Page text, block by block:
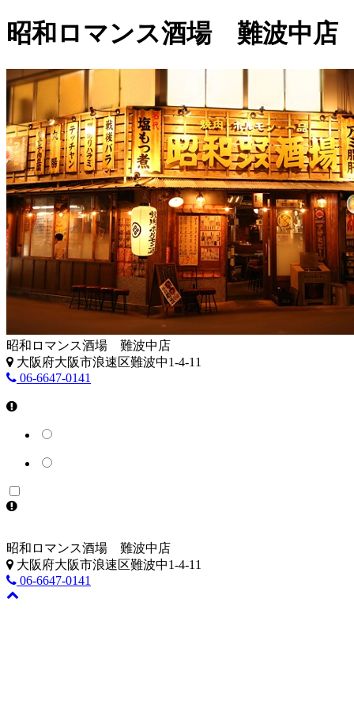
昭和ロマンス酒場 難波中店
昭和ロマンス酒場 難波中店
大阪府大阪市浪速区難波中1-4-11
06-6647-0141
昭和ロマンス酒場 難波中店
大阪府大阪市浪速区難波中1-4-11
06-6647-0141